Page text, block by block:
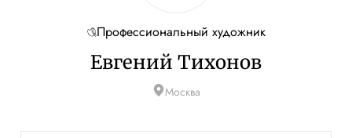
Профессиональный художник
Евгений Тихонов
Москва